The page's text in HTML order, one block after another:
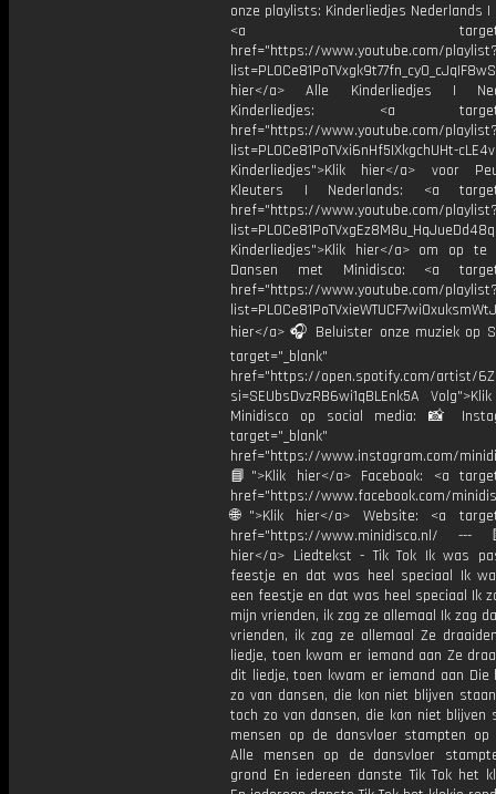
onze playlists: Kinderliedjes Nederlands |
<a
href="https://www.youtube.com/
hier</a> Alle Kinderliedjes |
Kinderliedjes: <a
href="https://www.youtube.com/
list=PL0Ce81PoTVxi6nHf5IXkgchUHt-
Kinderliedjes">Klik hier</a> voor
Kleuters | Nederlands: <a
href="https://www.youtube.com/
Kinderliedjes">Klik hier</a> om op te
Dansen met Minidisco: <a
href="https://www.youtube.com/
hier</a> 🎧 Beluister onze muziek op
target="_blank"
href="https://open.spotify.com/artist/
si=SEUbsDvzRB6wi1qBLEnk5A
Minidisco op social media: 📸
target="_blank"
href="https://www.instagram.com/
📘">Klik hier</a> Facebook: <a
href="https://www.facebook.com/
🌐">Klik hier</a> Website: <a
href="https://www.minidisco.nl/ ---
hier</a> Liedtekst - Tik Tok Ik was
feestje en dat was heel speciaal Ik
een feestje en dat was heel speciaal Ik
mijn vrienden, ik zag ze allemaal Ik zag
vrienden, ik zag ze allemaal Ze
liedje, toen kwam er iemand aan Ze
dit liedje, toen kwam er iemand aan Die
zo van dansen, die kon niet blijven
toch zo van dansen, die kon niet blijven
mensen op de dansvloer stampten op
Alle mensen op de dansvloer
grond En iedereen danste Tik Tok het